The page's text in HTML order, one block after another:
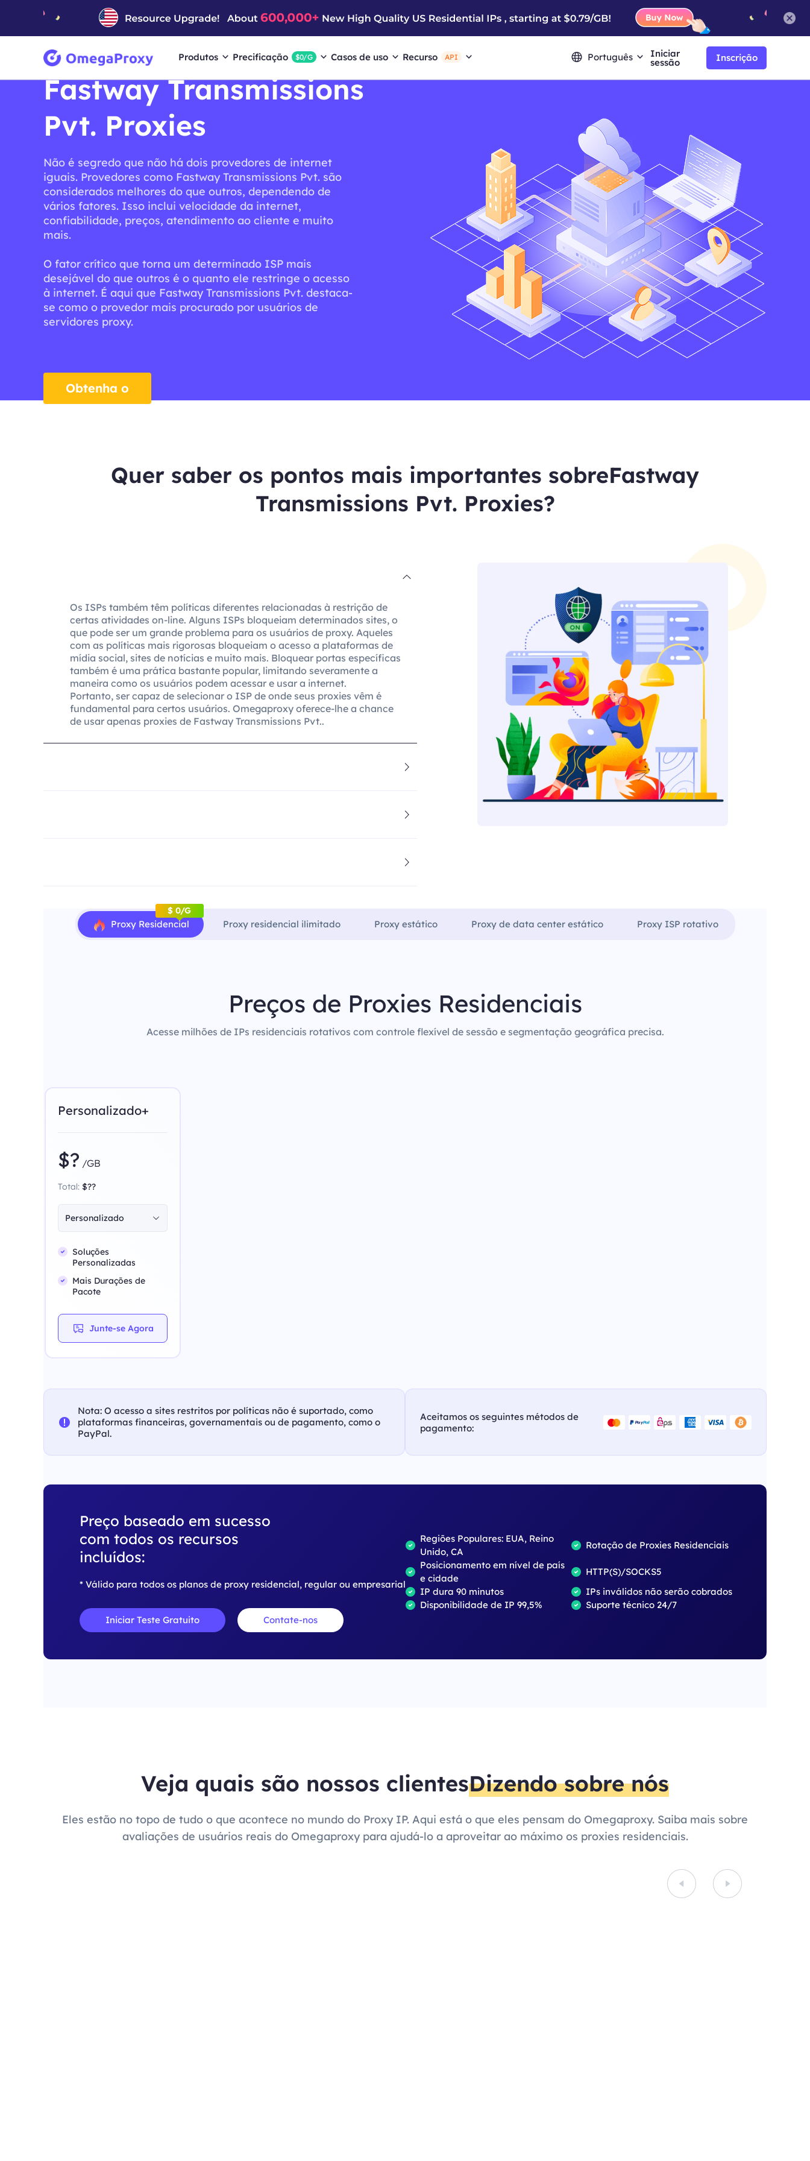
Produtos Precificação $0/G Casos de uso Recurso API Português Iniciar
sessão Inscrição
Fastway Transmissions
Pvt. Proxies
Não é segredo que não há dois provedores de internet
iguais. Provedores como Fastway Transmissions Pvt. são
considerados melhores do que outros, dependendo de
vários fatores. Isso inclui velocidade da internet,
confiabilidade, preços, atendimento ao cliente e muito
mais.
O fator crítico que torna um determinado ISP mais
desejável do que outros é o quanto ele restringe o acesso
à internet. É aqui que Fastway Transmissions Pvt. destaca-
se como o provedor mais procurado por usuários de
servidores proxy.
Obtenha o
Quer saber os pontos mais importantes sobreFastway
Transmissions Pvt. Proxies?
Os ISPs também têm políticas diferentes relacionadas à restrição de
certas atividades on-line. Alguns ISPs bloqueiam determinados sites, o
que pode ser um grande problema para os usuários de proxy. Aqueles
com as políticas mais rigorosas bloqueiam o acesso a plataformas de
mídia social, sites de notícias e muito mais. Bloquear portas específicas
também é uma prática bastante popular, limitando severamente a
maneira como os usuários podem acessar e usar a internet.
Portanto, ser capaz de selecionar o ISP de onde seus proxies vêm é
fundamental para certos usuários. Omegaproxy oferece-lhe a chance
de usar apenas proxies de Fastway Transmissions Pvt..
Proxy Residencial
$ 0/G
Proxy residencial ilimitado Proxy estático Proxy de data center estático Proxy ISP rotativo
Preços de Proxies Residenciais
Acesse milhões de IPs residenciais rotativos com controle flexível de sessão e segmentação geográfica precisa.
Personalizado+
$? /GB
Total: $??
Personalizado
Soluções
Personalizadas
Mais Durações de
Pacote
Junte-se Agora
Nota: O acesso a sites restritos por políticas não é suportado, como
plataformas financeiras, governamentais ou de pagamento, como o
PayPal.
Aceitamos os seguintes métodos de
pagamento:
Preço baseado em sucesso
com todos os recursos
incluídos:
* Válido para todos os planos de proxy residencial, regular ou empresarial
Iniciar Teste Gratuito Contate-nos
Regiões Populares: EUA, Reino
Unido, CA
Rotação de Proxies Residenciais
Posicionamento em nível de país
e cidade
HTTP(S)/SOCKS5
IP dura 90 minutos
IPs inválidos não serão cobrados
Disponibilidade de IP 99,5%
Suporte técnico 24/7
Veja quais são nossos clientesDizendo sobre nós
Eles estão no topo de tudo o que acontece no mundo do Proxy IP. Aqui está o que eles pensam do Omegaproxy. Saiba mais sobre
avaliações de usuários reais do Omegaproxy para ajudá-lo a aproveitar ao máximo os proxies residenciais.